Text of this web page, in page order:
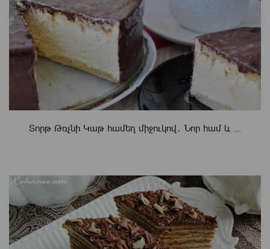
Տորթ Թռչնի Կաթ համեղ միջուկով․ Նոր համ և ...